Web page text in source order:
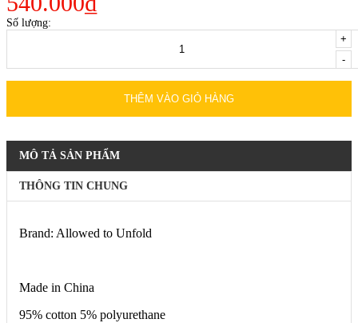
Số lượng:
-
+
THÊM VÀO GIỎ HÀNG
MÔ TẢ SẢN PHẨM
THÔNG TIN CHUNG
Brand: Allowed to Unfold
Made in China
95% cotton 5% polyurethane